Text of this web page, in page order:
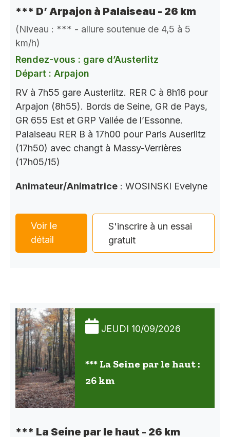
*** D’ Arpajon à Palaiseau - 26 km
(Niveau : *** - allure soutenue de 4,5 à 5
km/h)
Rendez-vous : gare d’Austerlitz
Départ : Arpajon
RV à 7h55 gare Austerlitz. RER C à 8h16 pour
Arpajon (8h55). Bords de Seine, GR de Pays,
GR 655 Est et GRP Vallée de l’Essonne.
Palaiseau RER B à 17h00 pour Paris Auserlitz
(17h50) avec changt à Massy-Verrières
(17h05/15)
Animateur/Animatrice : WOSINSKI Evelyne
Voir le
détail
S'inscrire à un essai
gratuit
JEUDI 10/09/2026
*** La Seine par le haut :
26 km
*** La Seine par le haut - 26 km